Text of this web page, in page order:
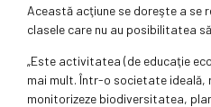
Această acţiune se doreşte a se
clasele care nu au posibilitatea
„Este activitatea (de educaţie
mai mult. Într-o societate ideală,
monitorizeze biodiversitatea,